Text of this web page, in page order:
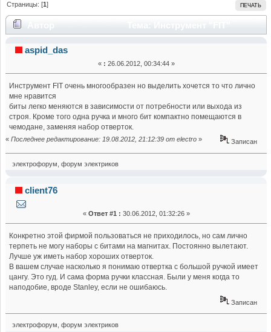
ПЕЧАТЬ
Страницы: [1]
(Прочитано 23658 раз)
aspid_das
« : 26.06.2012, 00:34:44 »
Инструмент FIT очень многообразен но выделить хочется то что лично
мне нравится
биты легко меняются в зависимости от потребности или выхода из
строя. Кроме того одна ручка и много бит компактно помещаются в
чемодане, заменяя набор отверток.
« Последнее редактирование: 19.08.2012, 21:12:39 от electro » Записан
электрофорум, форум электриков
client76
« Ответ #1 : 30.06.2012, 01:32:26 »
Конкретно этой фирмой пользоваться не приходилось, но сам лично
терпеть не могу наборы с битами на магнитах. Постоянно вылетают.
Лучше уж иметь набор хороших отверток.
В вашем случае насколько я понимаю отвертка с большой ручкой имеет
цангу. Это гуд. И сама форма ручки классная. Были у меня когда то
наподобие, вроде Stanley, если не ошибаюсь.
Записан
электрофорум, форум электриков